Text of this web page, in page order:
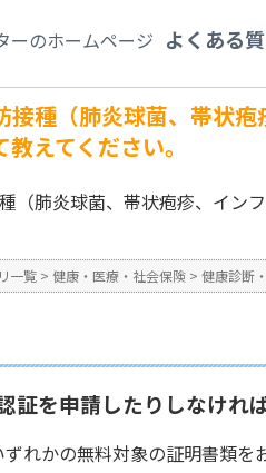
よくある
について教えてください。
接種（肺炎球菌、帯状
えてください。
（肺炎球菌、帯状疱疹、イン
一覧 > 健康・医療・社会保険 > 健康診断
証を申請したりしなけれ
れかの無料対象の証明書類を